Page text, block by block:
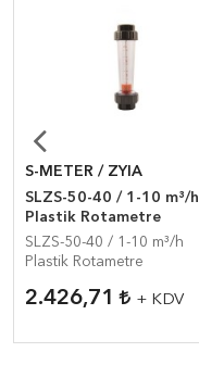
S-METER / ZYIA
SLZS-50-40 / 1-10 m³/h
Plastik Rotametre
SLZS-50-40 / 1-10 m³/h
Plastik Rotametre
2.426,71 + KDV